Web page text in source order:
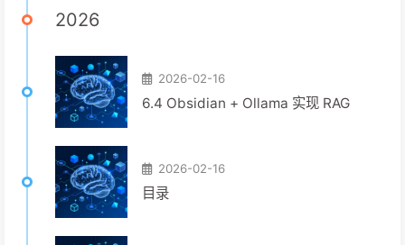
2026
2026-02-16
6.4 Obsidian + Ollama 实现 RAG
2026-02-16
目录